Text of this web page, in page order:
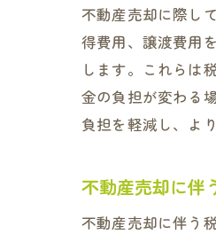
不動産売却に際し
得費用、譲渡費用
します。これらは
金の負担が変わる
負担を軽減し、よ
不動産売却に伴
不動産売却に伴う